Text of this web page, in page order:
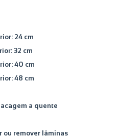
24 cm
32 cm
40 cm
48 cm
a quente
ou remover lâminas